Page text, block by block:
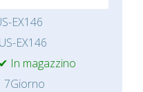
EX146
US-EX146
✔ In magazzino
7Giorno